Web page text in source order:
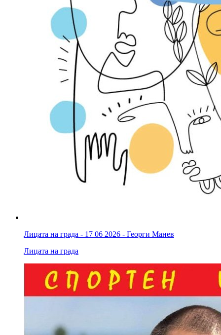
Лицата на града - 17 06 2026 - Георги Манев
Лицата на града